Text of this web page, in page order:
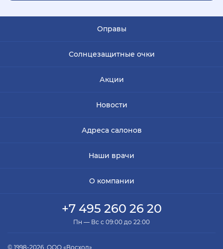
Оправы
Солнцезащитные очки
Акции
Новости
Адреса салонов
Наши врачи
О компании
+7 495 260 26 20
Пн — Вс с 09:00 до 22:00
© 1998-2026, ООО «Восход»